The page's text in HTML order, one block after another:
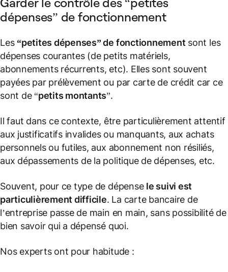
dépenses” de fonctionnement
Les “petites dépenses” de fonctionnementsont les
dépenses courantes (de petits matériels,
abonnements récurrents, etc). Elles sont souvent
payées par prélèvement ou par carte de crédit car ce
sont de “petits montants”.
Il faut dans ce contexte, être particulièrement attentif
aux justificatifs invalides ou manquants, aux achats
personnels ou futiles, aux abonnement non résiliés,
aux dépassements de la politique de dépenses, etc.
Souvent, pour ce type de dépense le suivi est
particulièrement difficile. La carte bancaire de
l’entreprise passe de main en main, sans possibilité de
bien savoir qui a dépensé quoi.
Nos experts ont pour habitude :